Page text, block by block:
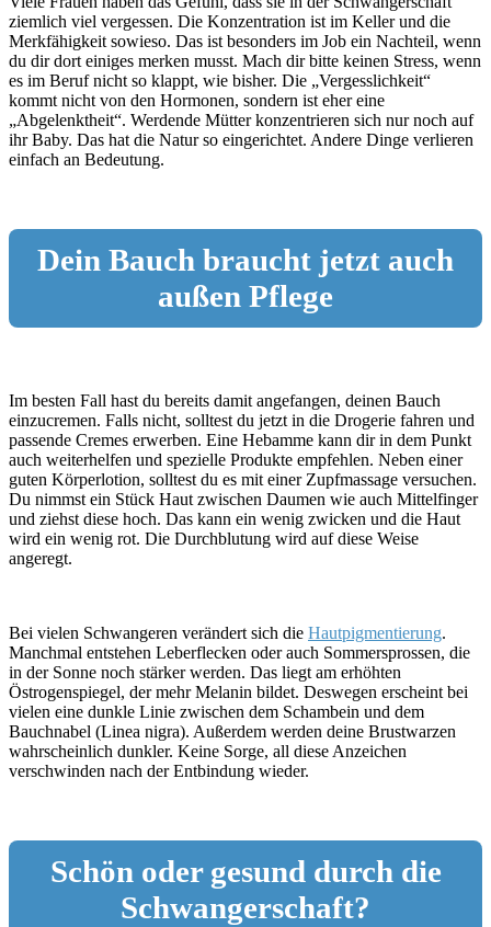
ziemlich viel vergessen. Die Konzentration ist im Keller und die
Merkfähigkeit sowieso. Das ist besonders im Job ein Nachteil, wenn
du dir dort einiges merken musst. Mach dir bitte keinen Stress, wenn
es im Beruf nicht so klappt, wie bisher. Die „Vergesslichkeit“
kommt nicht von den Hormonen, sondern ist eher eine
„Abgelenktheit“. Werdende Mütter konzentrieren sich nur noch auf
ihr Baby. Das hat die Natur so eingerichtet. Andere Dinge verlieren
einfach an Bedeutung.
Dein Bauch braucht jetzt auch
außen Pflege
Im besten Fall hast du bereits damit angefangen, deinen Bauch
einzucremen. Falls nicht, solltest du jetzt in die Drogerie fahren und
passende Cremes erwerben. Eine Hebamme kann dir in dem Punkt
auch weiterhelfen und spezielle Produkte empfehlen. Neben einer
guten Körperlotion, solltest du es mit einer Zupfmassage versuchen.
Du nimmst ein Stück Haut zwischen Daumen wie auch Mittelfinger
und ziehst diese hoch. Das kann ein wenig zwicken und die Haut
wird ein wenig rot. Die Durchblutung wird auf diese Weise
angeregt.
Bei vielen Schwangeren verändert sich die Hautpigmentierung.
Manchmal entstehen Leberflecken oder auch Sommersprossen, die
in der Sonne noch stärker werden. Das liegt am erhöhten
Östrogenspiegel, der mehr Melanin bildet. Deswegen erscheint bei
vielen eine dunkle Linie zwischen dem Schambein und dem
Bauchnabel (Linea nigra). Außerdem werden deine Brustwarzen
wahrscheinlich dunkler. Keine Sorge, all diese Anzeichen
verschwinden nach der Entbindung wieder.
Schön oder gesund durch die
Schwangerschaft?